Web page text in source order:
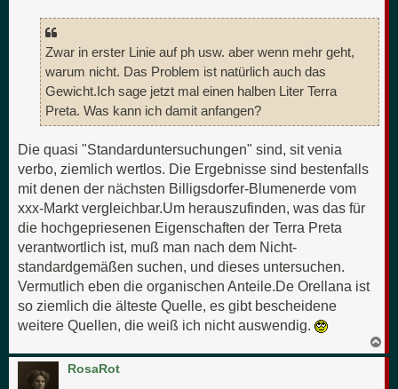
Zwar in erster Linie auf ph usw. aber wenn mehr geht,
warum nicht. Das Problem ist natürlich auch das
Gewicht.Ich sage jetzt mal einen halben Liter Terra
Preta. Was kann ich damit anfangen?
Die quasi "Standarduntersuchungen" sind, sit venia
verbo, ziemlich wertlos. Die Ergebnisse sind bestenfalls
mit denen der nächsten Billigsdorfer-Blumenerde vom
xxx-Markt vergleichbar.Um herauszufinden, was das für
die hochgepriesenen Eigenschaften der Terra Preta
verantwortlich ist, muß man nach dem Nicht-
standardgemäßen suchen, und dieses untersuchen.
Vermutlich eben die organischen Anteile.De Orellana ist
so ziemlich die älteste Quelle, es gibt bescheidene
weitere Quellen, die weiß ich nicht auswendig.
a
RosaRot